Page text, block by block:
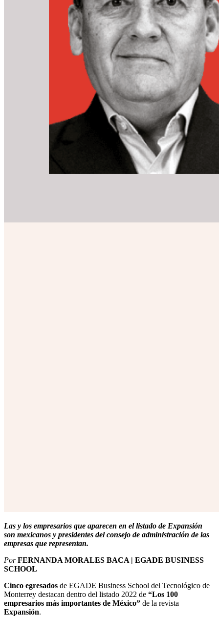
Las y los empresarios que aparecen en el listado de Expansión
son mexicanos y presidentes del consejo de administración de las
empresas que representan.
Por FERNANDA MORALES BACA | EGADE BUSINESS
SCHOOL
Cinco egresados de EGADE Business School del Tecnológico de
Monterrey destacan dentro del listado 2022 de “Los 100
empresarios más importantes de México” de la revista
Expansión.